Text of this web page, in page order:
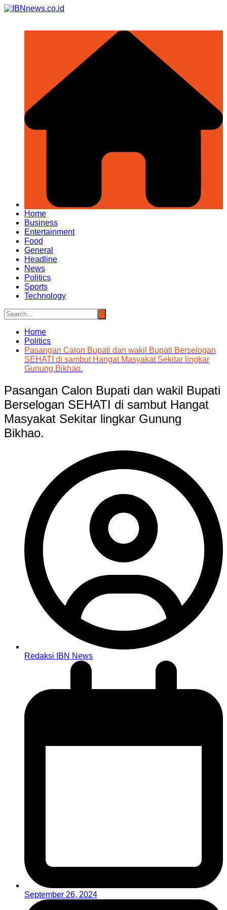
Skip
Home
Business
Entertainment
Food
General
Headline
News
Politics
Sports
Technology
Home
Politics
Pasangan Calon Bupati dan wakil Bupati Berselogan
SEHATI di sambut Hangat Masyakat Sekitar lingkar
Gunung Bikhao.
Pasangan Calon Bupati dan wakil Bupati
Berselogan SEHATI di sambut Hangat
Masyakat Sekitar lingkar Gunung
Bikhao.
Redaksi IBN News
September 26, 2024